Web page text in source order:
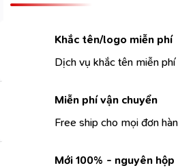
Khắc tên/logo miễn phí
Dịch vụ khắc tên miễn phí
Miễn phí vận chuyển
Free ship cho mọi đơn
Mới 100% - nguyên hộp